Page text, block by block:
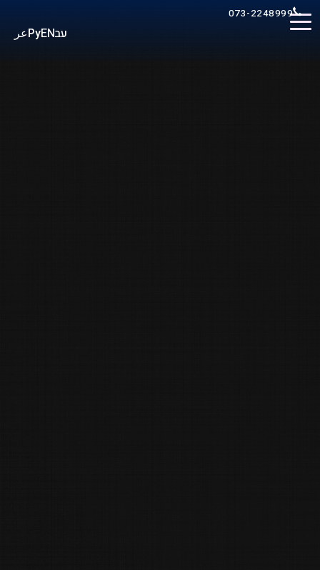
073-2248999
عرРуENעב